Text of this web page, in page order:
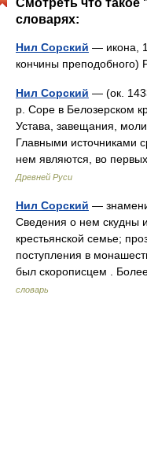
Смотреть что
словарях:
Нил Сорский — икона,
кончины
Нил Сорский — (ок.
р. Соре в Белозерском
Устава, завещания,
Главными источниками
нем являются, во
Древней Руси
Нил Сорский —
Сведения о нем скудны
крестьянской семье;
поступления в
был скорописцем .
словарь